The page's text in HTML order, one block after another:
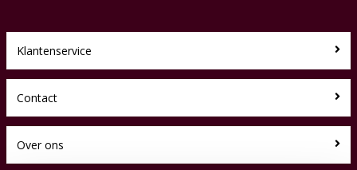
Klantenservice
Contact
Over ons